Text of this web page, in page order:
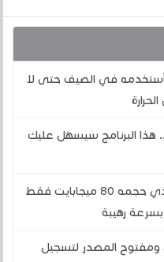
أستخدمه في الصيف حتى لا
هذا البرنامج سيسهل عليك
أذهلني هذا البرنامج الجديد والذي حجمه 80 ميجابايت فقط
رهيبة
ومفتوح المصدر لتسجيل